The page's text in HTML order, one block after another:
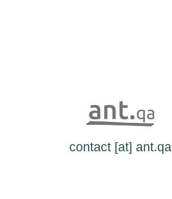
contact [at] ant.qa